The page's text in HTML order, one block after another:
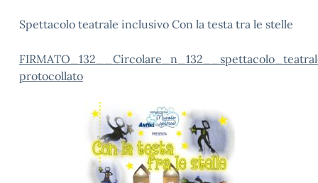
Spettacolo teatrale inclusivo Con la testa tra le stelle
protocollato